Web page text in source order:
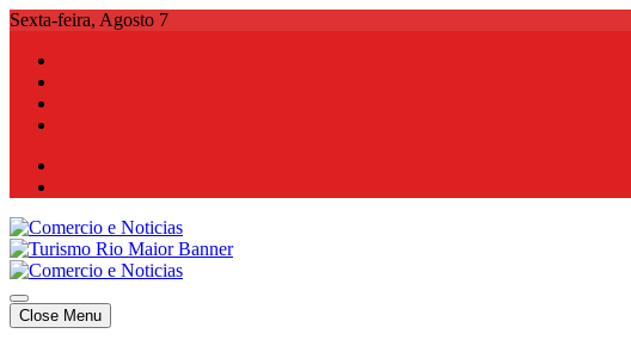
Skip
content
Sexta-feira, Agosto 7
Comercio e Noticias
Notícias e Publicidade Online
Comercio e Noticias
Notícias e Publicidade Online
Close Menu